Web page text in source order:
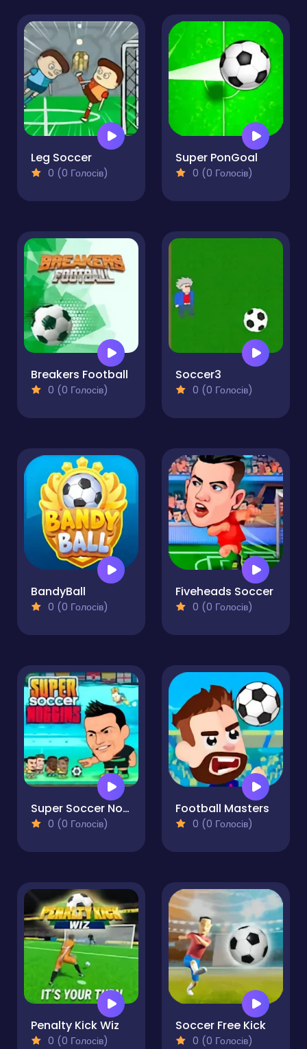
Leg Soccer
0 (0 Голосів)
Super PonGoal
0 (0 Голосів)
Breakers Football
0 (0 Голосів)
Soccer3
0 (0 Голосів)
BandyBall
0 (0 Голосів)
Fiveheads Soccer
0 (0 Голосів)
Super Soccer Noggins
0 (0 Голосів)
Football Masters
0 (0 Голосів)
Penalty Kick Wiz
0 (0 Голосів)
Soccer Free Kick
0 (0 Голосів)